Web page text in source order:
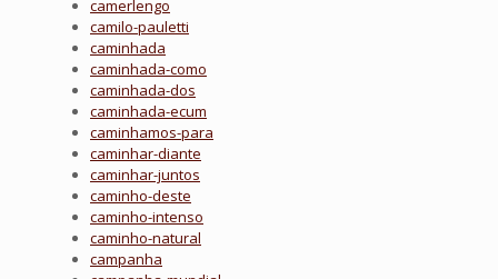
camerlengo
camilo-pauletti
caminhada
caminhada-como
caminhada-dos
caminhada-ecum
caminhamos-para
caminhar-diante
caminhar-juntos
caminho-deste
caminho-intenso
caminho-natural
campanha